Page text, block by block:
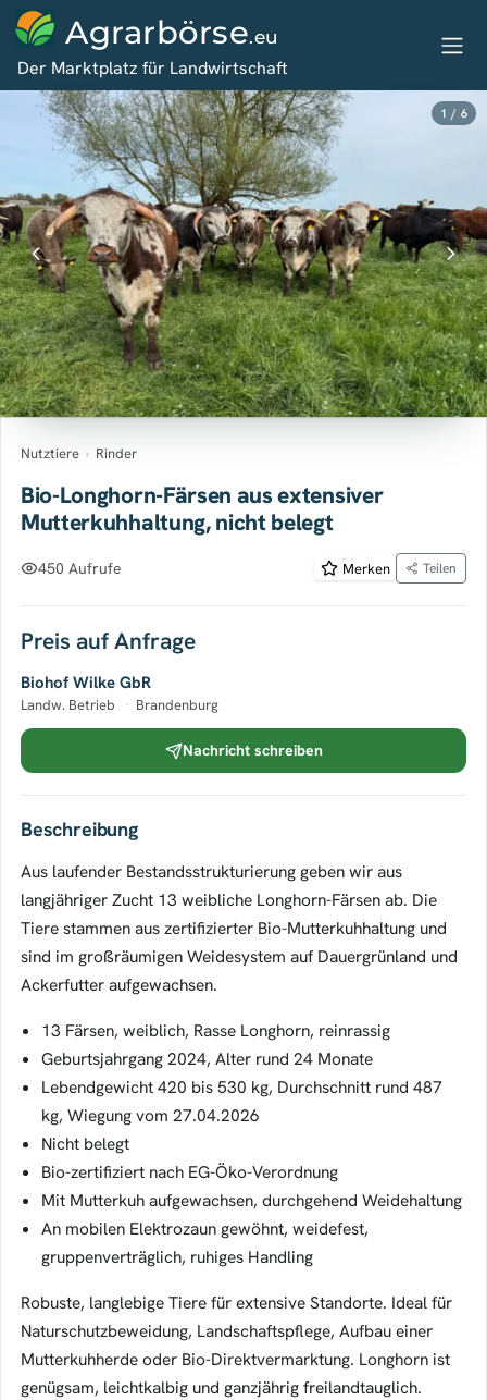
Agrarbörse.eu
Der Marktplatz für Landwirtschaft
1 / 6
Nutztiere › Rinder
Bio-Longhorn-Färsen aus extensiver
Mutterkuhhaltung, nicht belegt
450 Aufrufe Merken Teilen
Preis auf Anfrage
Biohof Wilke GbR
Landw. Betrieb · Brandenburg
Nachricht schreiben
Beschreibung
Aus laufender Bestandsstrukturierung geben wir aus
langjähriger Zucht 13 weibliche Longhorn-Färsen ab. Die
Tiere stammen aus zertifizierter Bio-Mutterkuhhaltung und
sind im großräumigen Weidesystem auf Dauergrünland und
Ackerfutter aufgewachsen.
13 Färsen, weiblich, Rasse Longhorn, reinrassig
Geburtsjahrgang 2024, Alter rund 24 Monate
Lebendgewicht 420 bis 530 kg, Durchschnitt rund 487
kg, Wiegung vom 27.04.2026
Nicht belegt
Bio-zertifiziert nach EG-Öko-Verordnung
Mit Mutterkuh aufgewachsen, durchgehend Weidehaltung
An mobilen Elektrozaun gewöhnt, weidefest,
gruppenverträglich, ruhiges Handling
Robuste, langlebige Tiere für extensive Standorte. Ideal für
Naturschutzbeweidung, Landschaftspflege, Aufbau einer
Mutterkuhherde oder Bio-Direktvermarktung. Longhorn ist
genügsam, leichtkalbig und ganzjährig freilandtauglich.